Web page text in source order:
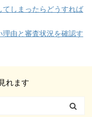
状況を確認する方法
出光カードまいどプ
違いがある 審査期間
送申込みはカード会社
について、ご紹介し
どプラスの審査に落
この記事では、出光
しまったらどうすれば
由と審査状況を確認す
れます